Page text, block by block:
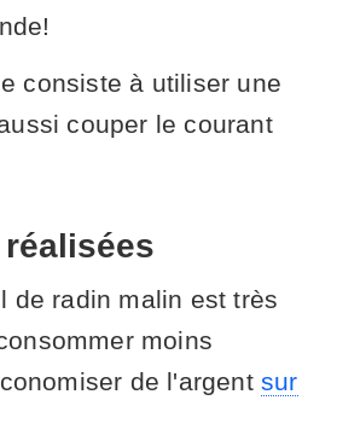
consiste à utiliser une
couper le courant
de radin malin est très
moins
de l'argentsur